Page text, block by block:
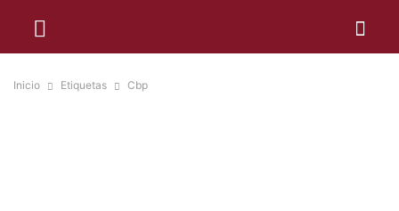
Inicio Etiquetas Cbp